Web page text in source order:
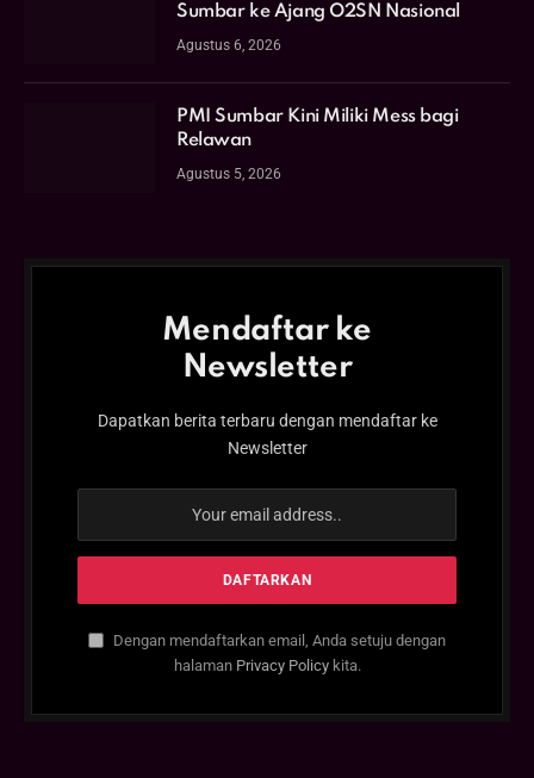
Sumbar ke Ajang O2SN Nasional
Agustus 6, 2026
PMI Sumbar Kini Miliki Mess bagi
Relawan
Agustus 5, 2026
Mendaftar ke
Newsletter
Dapatkan berita terbaru dengan mendaftar ke
Newsletter
Dengan mendaftarkan email, Anda setuju dengan
halaman Privacy Policykita.